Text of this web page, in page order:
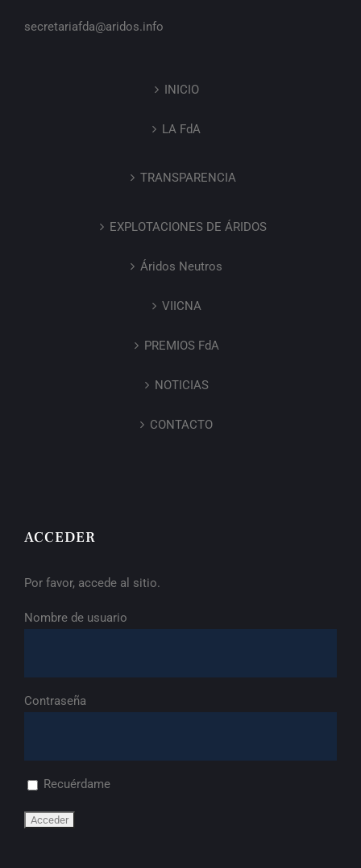
secretariafda@aridos.info
INICIO
LA FdA
TRANSPARENCIA
EXPLOTACIONES DE ÁRIDOS
Áridos Neutros
VIICNA
PREMIOS FdA
NOTICIAS
CONTACTO
ACCEDER
Por favor, accede al sitio.
Nombre de usuario
Contraseña
Recuérdame